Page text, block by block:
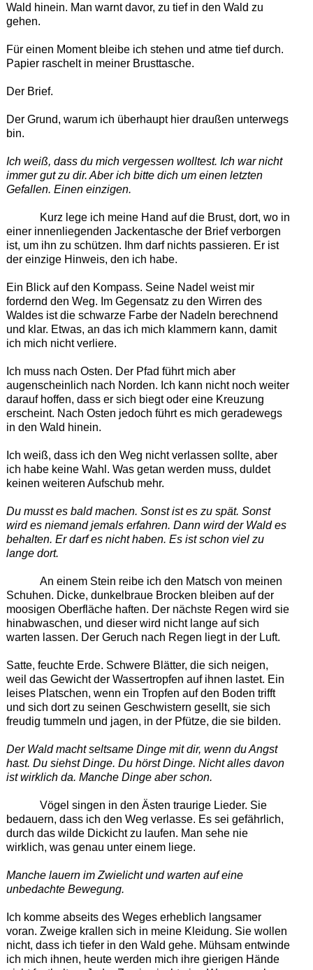
Wald hinein. Man warnt davor, zu tief in den Wald zu
gehen.
Für einen Moment bleibe ich stehen und atme tief durch.
Papier raschelt in meiner Brusttasche.
Der Brief.
Der Grund, warum ich überhaupt hier draußen unterwegs
bin.
Ich weiß, dass du mich vergessen wolltest. Ich war nicht
immer gut zu dir. Aber ich bitte dich um einen letzten
Gefallen. Einen einzigen.
Kurz lege ich meine Hand auf die Brust, dort, wo in
einer innenliegenden Jackentasche der Brief verborgen
ist, um ihn zu schützen. Ihm darf nichts passieren. Er ist
der einzige Hinweis, den ich habe.
Ein Blick auf den Kompass. Seine Nadel weist mir
fordernd den Weg. Im Gegensatz zu den Wirren des
Waldes ist die schwarze Farbe der Nadeln berechnend
und klar. Etwas, an das ich mich klammern kann, damit
ich mich nicht verliere.
Ich muss nach Osten. Der Pfad führt mich aber
augenscheinlich nach Norden. Ich kann nicht noch weiter
darauf hoffen, dass er sich biegt oder eine Kreuzung
erscheint. Nach Osten jedoch führt es mich geradewegs
in den Wald hinein.
Ich weiß, dass ich den Weg nicht verlassen sollte, aber
ich habe keine Wahl. Was getan werden muss, duldet
keinen weiteren Aufschub mehr.
Du musst es bald machen. Sonst ist es zu spät. Sonst
wird es niemand jemals erfahren. Dann wird der Wald es
behalten. Er darf es nicht haben. Es ist schon viel zu
lange dort.
An einem Stein reibe ich den Matsch von meinen
Schuhen. Dicke, dunkelbraue Brocken bleiben auf der
moosigen Oberfläche haften. Der nächste Regen wird sie
hinabwaschen, und dieser wird nicht lange auf sich
warten lassen. Der Geruch nach Regen liegt in der Luft.
Satte, feuchte Erde. Schwere Blätter, die sich neigen,
weil das Gewicht der Wassertropfen auf ihnen lastet. Ein
leises Platschen, wenn ein Tropfen auf den Boden trifft
und sich dort zu seinen Geschwistern gesellt, sie sich
freudig tummeln und jagen, in der Pfütze, die sie bilden.
Der Wald macht seltsame Dinge mit dir, wenn du Angst
hast. Du siehst Dinge. Du hörst Dinge. Nicht alles davon
ist wirklich da. Manche Dinge aber schon.
Vögel singen in den Ästen traurige Lieder. Sie
bedauern, dass ich den Weg verlasse. Es sei gefährlich,
durch das wilde Dickicht zu laufen. Man sehe nie
wirklich, was genau unter einem liege.
Manche lauern im Zwielicht und warten auf eine
unbedachte Bewegung.
Ich komme abseits des Weges erheblich langsamer
voran. Zweige krallen sich in meine Kleidung. Sie wollen
nicht, dass ich tiefer in den Wald gehe. Mühsam entwinde
ich mich ihnen, heute werden mich ihre gierigen Hände